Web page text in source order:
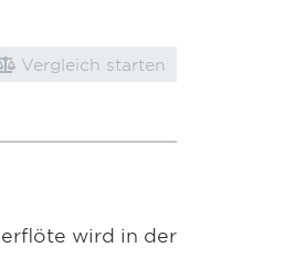
Vergleich starten
wird in der